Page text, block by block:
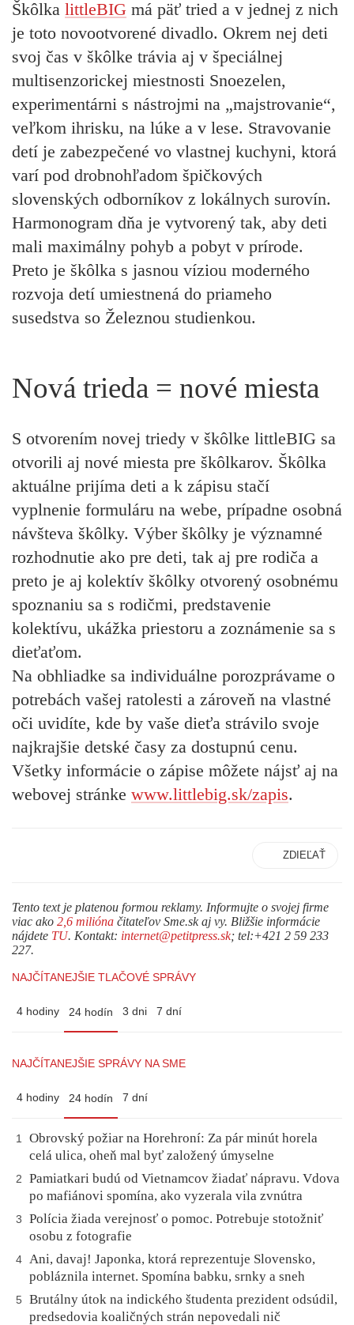
Škôlka littleBIG má päť tried a v jednej z nich
je toto novootvorené divadlo. Okrem nej deti
svoj čas v škôlke trávia aj v špeciálnej
multisenzorickej miestnosti Snoezelen,
experimentárni s nástrojmi na „majstrovanie“,
veľkom ihrisku, na lúke a v lese. Stravovanie
detí je zabezpečené vo vlastnej kuchyni, ktorá
varí pod drobnohľadom špičkových
slovenských odborníkov z lokálnych surovín.
Harmonogram dňa je vytvorený tak, aby deti
mali maximálny pohyb a pobyt v prírode.
Preto je škôlka s jasnou víziou moderného
rozvoja detí umiestnená do priameho
susedstva so Železnou studienkou.
Nová trieda = nové miesta
S otvorením novej triedy v škôlke littleBIG sa
otvorili aj nové miesta pre škôlkarov. Škôlka
aktuálne prijíma deti a k zápisu stačí
vyplnenie formuláru na webe, prípadne osobná
návšteva škôlky. Výber škôlky je významné
rozhodnutie ako pre deti, tak aj pre rodiča a
preto je aj kolektív škôlky otvorený osobnému
spoznaniu sa s rodičmi, predstavenie
kolektívu, ukážka priestoru a zoznámenie sa s
dieťaťom.
Na obhliadke sa individuálne porozprávame o
potrebách vašej ratolesti a zároveň na vlastné
oči uvidíte, kde by vaše dieťa strávilo svoje
najkrajšie detské časy za dostupnú cenu.
Všetky informácie o zápise môžete nájsť aj na
webovej stránke www.littlebig.sk/zapis.
ZDIEĽAŤ
Tento text je platenou formou reklamy. Informujte o svojej firme
viac ako 2,6 milióna čitateľov Sme.sk aj vy. Bližšie informácie
nájdete TU. Kontakt: internet@petitpress.sk; tel:+421 2 59 233
227.
NAJČÍTANEJŠIE TLAČOVÉ SPRÁVY
4 hodiny 24 hodín 3 dni 7 dní
NAJČÍTANEJŠIE SPRÁVY NA SME
4 hodiny 24 hodín 7 dní
1
Obrovský požiar na Horehroní: Za pár minút horela
celá ulica, oheň mal byť založený úmyselne
2
Pamiatkari budú od Vietnamcov žiadať nápravu. Vdova
po mafiánovi spomína, ako vyzerala vila zvnútra
3
Polícia žiada verejnosť o pomoc. Potrebuje stotožniť
osobu z fotografie
4 Ani, davaj! Japonka, ktorá reprezentuje Slovensko,
pobláznila internet. Spomína babku, srnky a sneh
5
Brutálny útok na indického študenta prezident odsúdil,
predsedovia koaličných strán nepovedali nič